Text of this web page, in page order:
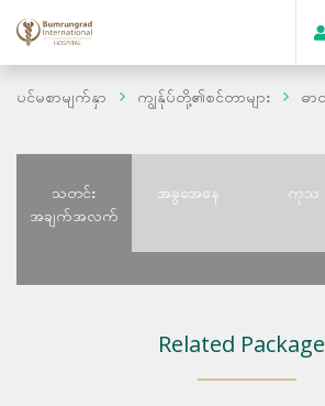
ပင်မစာမျက်နှာ ကျွန်ုပ်တို့၏စင်တာများ ဓ
သတင်း
အချက်အလက်
အခွအေနေ ကုသ
Related